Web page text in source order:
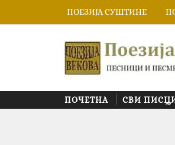
ПОЕЗИЈА СУШТИНЕ
ПОЧЕТНА СВИ